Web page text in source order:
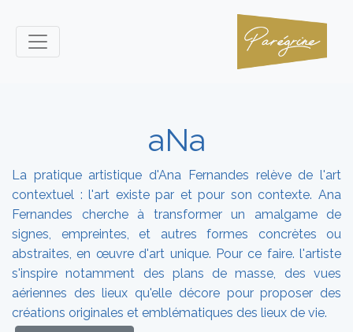
aNa
La pratique artistique d'Ana Fernandes relève de l'art
contextuel : l'art existe par et pour son contexte. Ana
Fernandes cherche à transformer un amalgame de
signes, empreintes, et autres formes concrètes ou
abstraites, en œuvre d'art unique. Pour ce faire. l'artiste
s'inspire notamment des plans de masse, des vues
aériennes des lieux qu'elle décore pour proposer des
créations originales et emblématiques des lieux de vie.